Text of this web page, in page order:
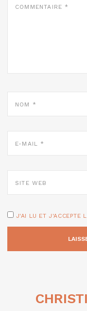
MAIL
WEB
J'AI LU ET J'ACCEPTE